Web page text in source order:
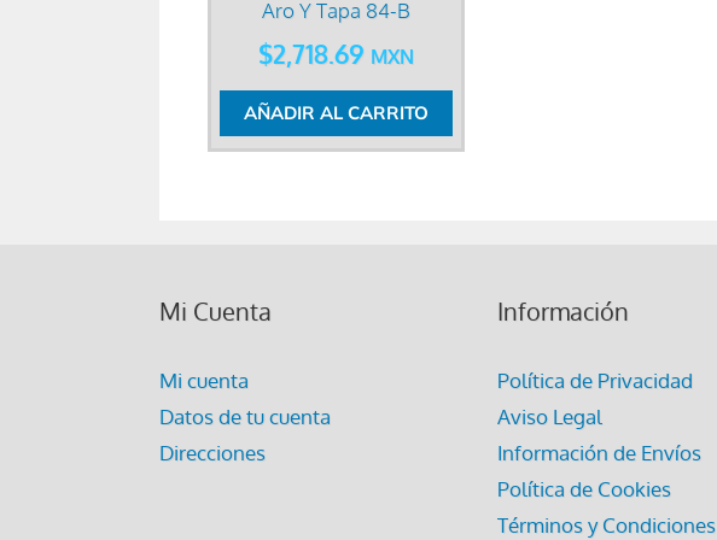
Aro Y Tapa 84-B
$2,718.69 MXN
AÑADIR AL CARRITO
Mi Cuenta
Mi cuenta
Datos de tu cuenta
Direcciones
Información
Política de Privacidad
Aviso Legal
Información de Envíos
Política de Cookies
Términos y Condiciones